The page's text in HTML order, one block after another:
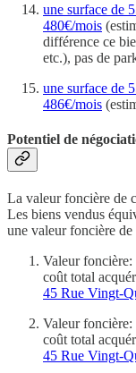
une surface de
480€/mois
différence ce
etc.), pas de
une surface de
486€/mois
Potentiel de
La valeur foncière de
Les biens vendus
une valeur foncière de
Valeur foncière:
coût total
45 Rue Vingt-
Valeur foncière:
coût total
45 Rue Vingt-